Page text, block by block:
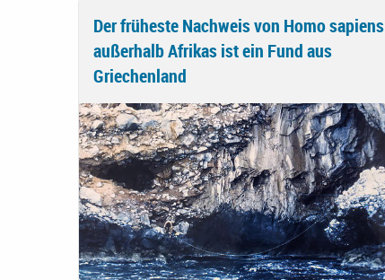
Der früheste Nachweis von Homo sapiens
außerhalb Afrikas ist ein Fund aus
Griechenland